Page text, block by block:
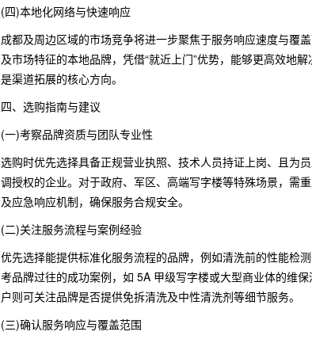
(四)本地化网络与快速响应
成都及周边区域的市场竞争将进一步聚焦于服务响应速度与覆
及市场特征的本地品牌，凭借“就近上门”优势，能够更高效地
是渠道拓展的核心方向。
四、选购指南与建议
(一)考察品牌资质与团队专业性
选购时优先选择具备正规营业执照、技术人员持证上岗、且为
调授权的企业。对于政府、军区、高端写字楼等特殊场景，需
及应急响应机制，确保服务合规安全。
(二)关注服务流程与案例经验
优先选择能提供标准化服务流程的品牌，例如清洗前的性能检
考品牌过往的成功案例，如 5A 甲级写字楼或大型商业体的维
户则可关注品牌是否提供免拆清洗及中性清洗剂等细节服务。
(三)确认服务响应与覆盖范围